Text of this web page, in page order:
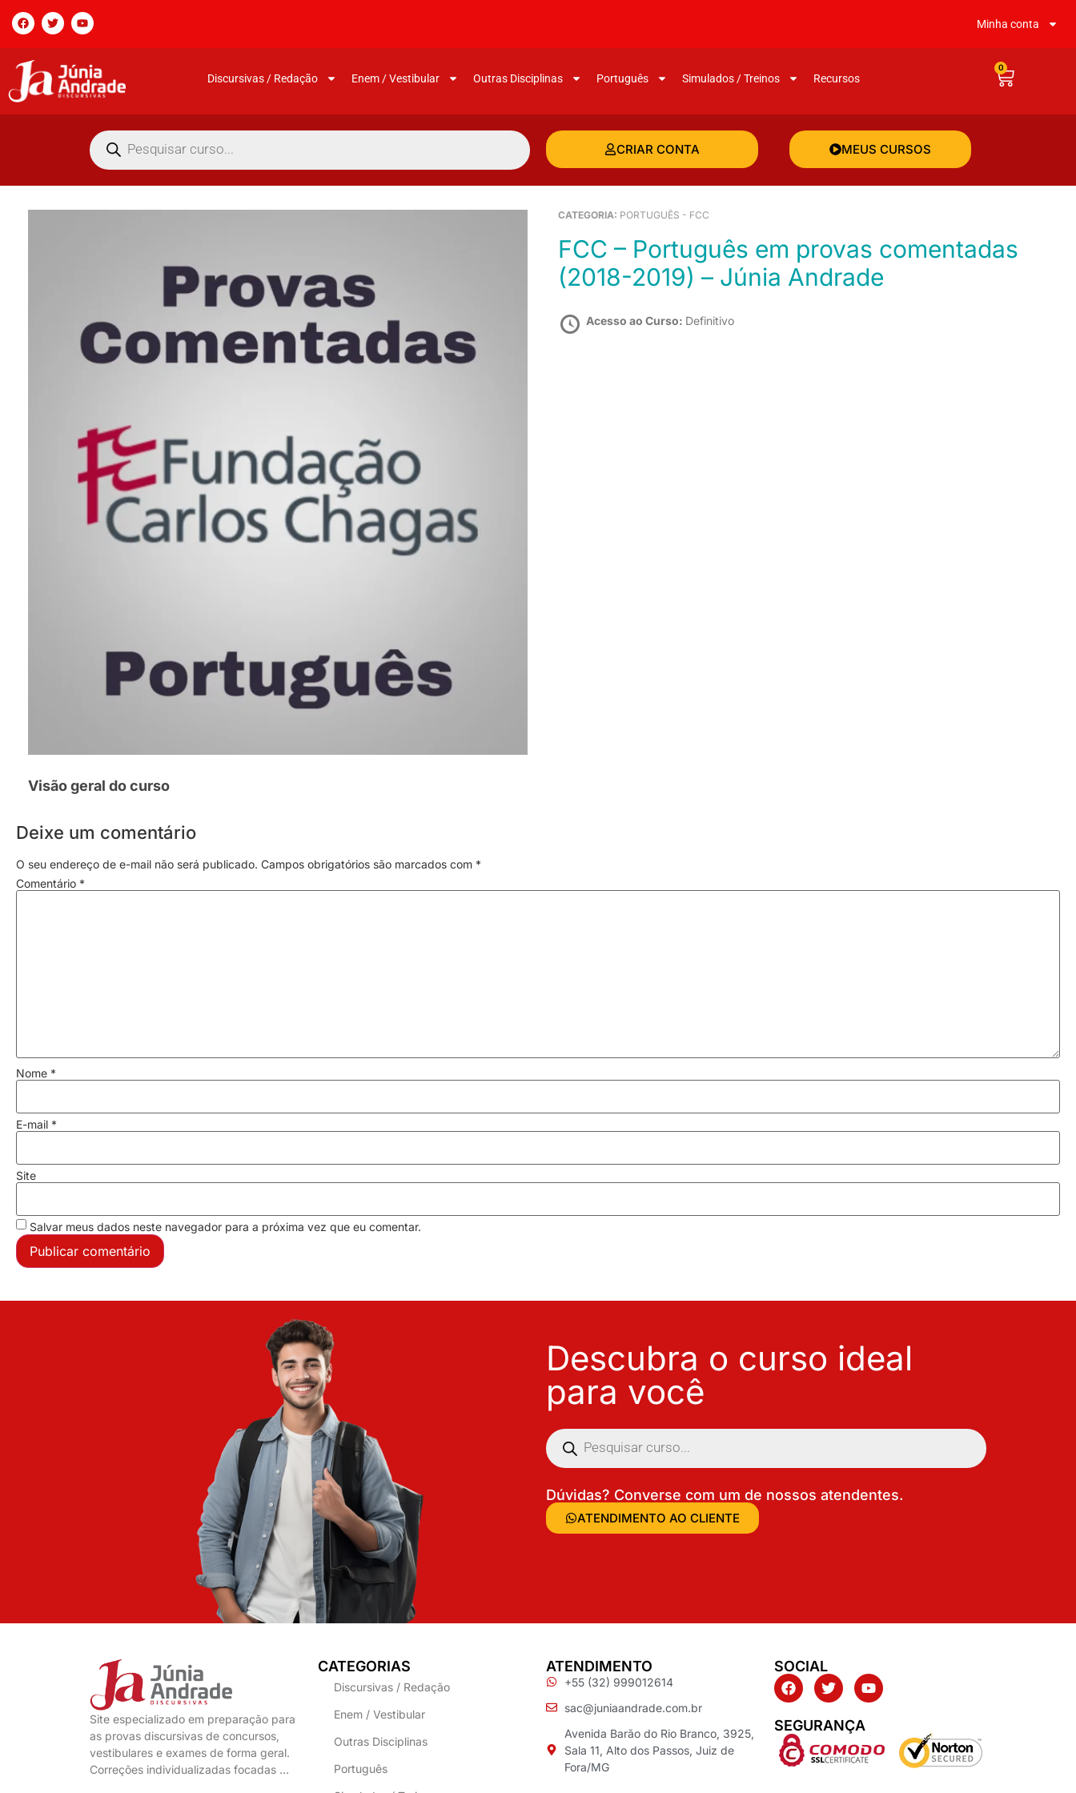
Minha conta
Discursivas / Redação Enem / Vestibular Outras Disciplinas Português Simulados / Treinos Recursos
0
CRIAR CONTA MEUS CURSOS
CATEGORIA: PORTUGUÊS - FCC
FCC – Português em provas comentadas
(2018-2019) – Júnia Andrade
Acesso ao Curso: Definitivo
Visão geral do curso
Deixe um comentário
O seu endereço de e-mail não será publicado. Campos obrigatórios são marcados com *
Comentário *
Nome *
E-mail *
Site
Salvar meus dados neste navegador para a próxima vez que eu comentar.
Descubra o curso ideal
para você
Dúvidas? Converse com um de nossos atendentes.
ATENDIMENTO AO CLIENTE
Site especializado em preparação para
as provas discursivas de concursos,
vestibulares e exames de forma geral.
Correções individualizadas focadas …
CATEGORIAS
Discursivas / Redação
Enem / Vestibular
Outras Disciplinas
Português
ATENDIMENTO
+55 (32) 999012614
sac@juniaandrade.com.br
Avenida Barão do Rio Branco, 3925,
Sala 11, Alto dos Passos, Juiz de
Fora/MG
SOCIAL
SEGURANÇA